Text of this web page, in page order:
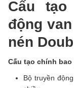
Cấu
động
nén
Cấu tạo chính bao
Bộ truyền